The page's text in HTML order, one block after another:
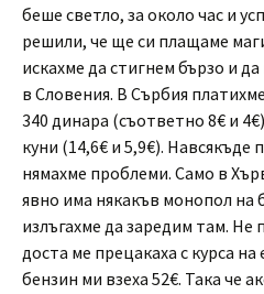
беше светло, за около час и
решили, че ще си плащаме
искахме да стигнем бързо и
в Словения. В Сърбия
340 динара (съответно 8€ и
куни (14,6€ и 5,9€).
нямахме проблеми. Само в
явно има някакъв монопол на
излъгахме да заредим там.
доста ме прецакаха с курса на
бензин ми взеха 52€. Така че